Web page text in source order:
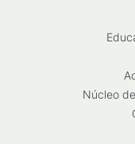
Núcleo